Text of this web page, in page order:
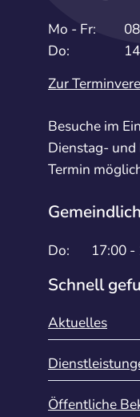
Mo - Fr:
Do:
Zur
Besuche im
Dienstag-
Termin
Do: 17:00 -
Schnell
Aktuelles
Öffentliche